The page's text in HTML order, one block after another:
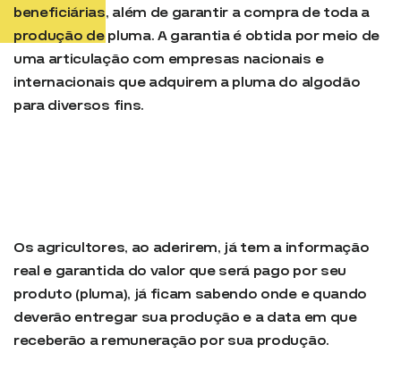
beneficiárias, além de garantir a compra de toda a
produção de pluma. A garantia é obtida por meio de
uma articulação com empresas nacionais e
internacionais que adquirem a pluma do algodão
para diversos fins.
Os agricultores, ao aderirem, já tem a informação
real e garantida do valor que será pago por seu
produto (pluma), já ficam sabendo onde e quando
deverão entregar sua produção e a data em que
receberão a remuneração por sua produção.